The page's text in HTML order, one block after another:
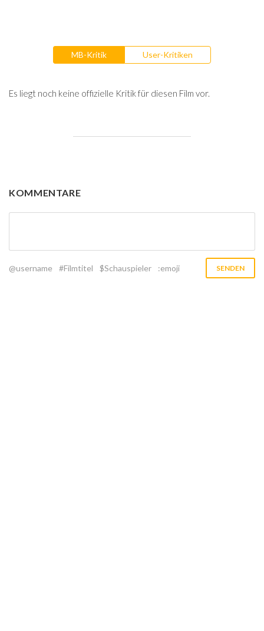
MB-Kritik User-Kritiken
Es liegt noch keine offizielle Kritik für diesen Film vor.
KOMMENTARE
@username #Filmtitel $Schauspieler :emoji